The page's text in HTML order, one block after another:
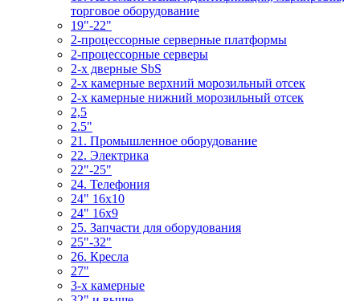
торговое оборудование
19"-22"
2-процессорные серверные платформы
2-процессорные серверы
2-х дверные SbS
2-х камерные верхний морозильный отсек
2-х камерные нижний морозильный отсек
2,5
2.5"
21. Промышленное оборудование
22. Электрика
22"-25"
24. Телефония
24" 16x10
24" 16x9
25. Запчасти для оборудования
25"-32"
26. Кресла
27"
3-x камерные